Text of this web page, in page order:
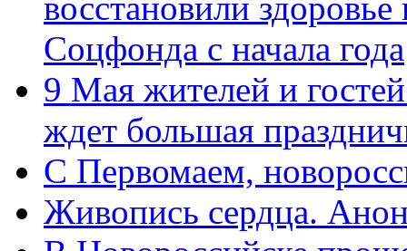
восстановили
Соцфонда с начала года
9 Мая жителей и
ждет большая
C Первомаем,
Живопись сердца.